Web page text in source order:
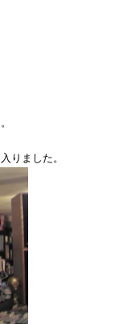
りました。